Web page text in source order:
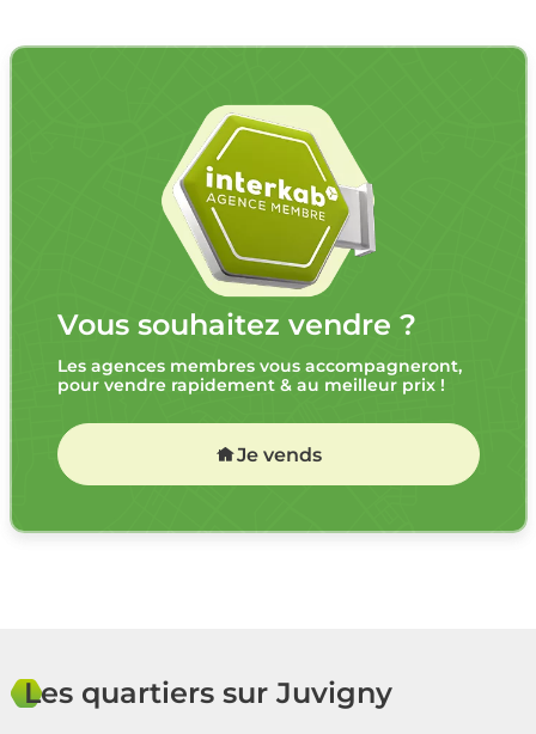
Vous souhaitez vendre ?
Les agences membres vous accompagneront,
pour vendre rapidement & au meilleur prix !
Je vends
Les quartiers sur Juvigny